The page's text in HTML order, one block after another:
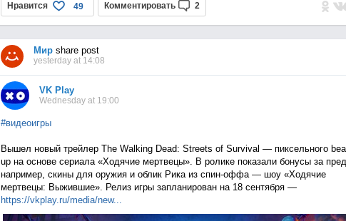
Нравится 49 Комментировать 2
Мирshare post
yesterday at 14:08
VK Play
Wednesday at 19:00
#видеоигры
Вышел новый трейлер The Walking Dead: Streets of Survival — пиксельного
up на основе сериала «Ходячие мертвецы». В ролике показали бонусы за
например, скины для оружия и облик Рика из спин-оффа — шоу «Ходячие
мертвецы: Выжившие». Релиз игры запланирован на 18 сентября —
https://vkplay.ru/media/new...